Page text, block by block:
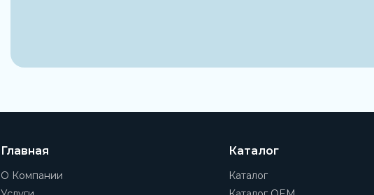
Главная
О Компании
Каталог
Каталог